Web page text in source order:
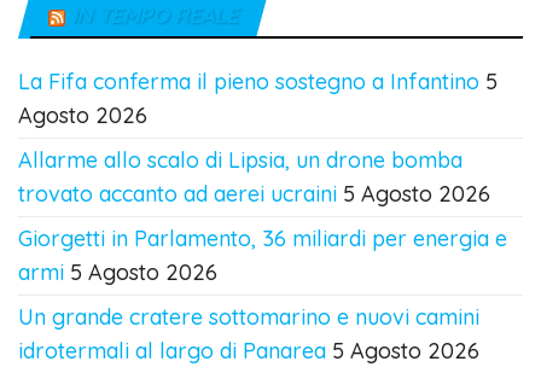
IN TEMPO REALE
La Fifa conferma il pieno sostegno a Infantino 5
Agosto 2026
Allarme allo scalo di Lipsia, un drone bomba
trovato accanto ad aerei ucraini 5 Agosto 2026
Giorgetti in Parlamento, 36 miliardi per energia e
armi 5 Agosto 2026
Un grande cratere sottomarino e nuovi camini
idrotermali al largo di Panarea 5 Agosto 2026